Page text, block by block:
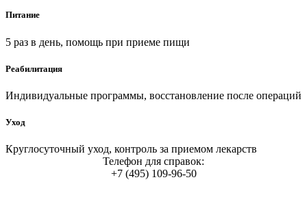
Питание
5 раз в день, помощь при приеме пищи
Реабилитация
Индивидуальные программы, восстановление после операций
Уход
Круглосуточный уход, контроль за приемом лекарств
Телефон для справок:
+7 (495) 109-96-50